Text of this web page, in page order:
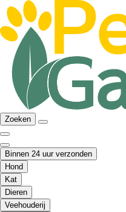
Zoeken
Binnen 24 uur verzonden
Hond
Kat
Dieren
Veehouderij